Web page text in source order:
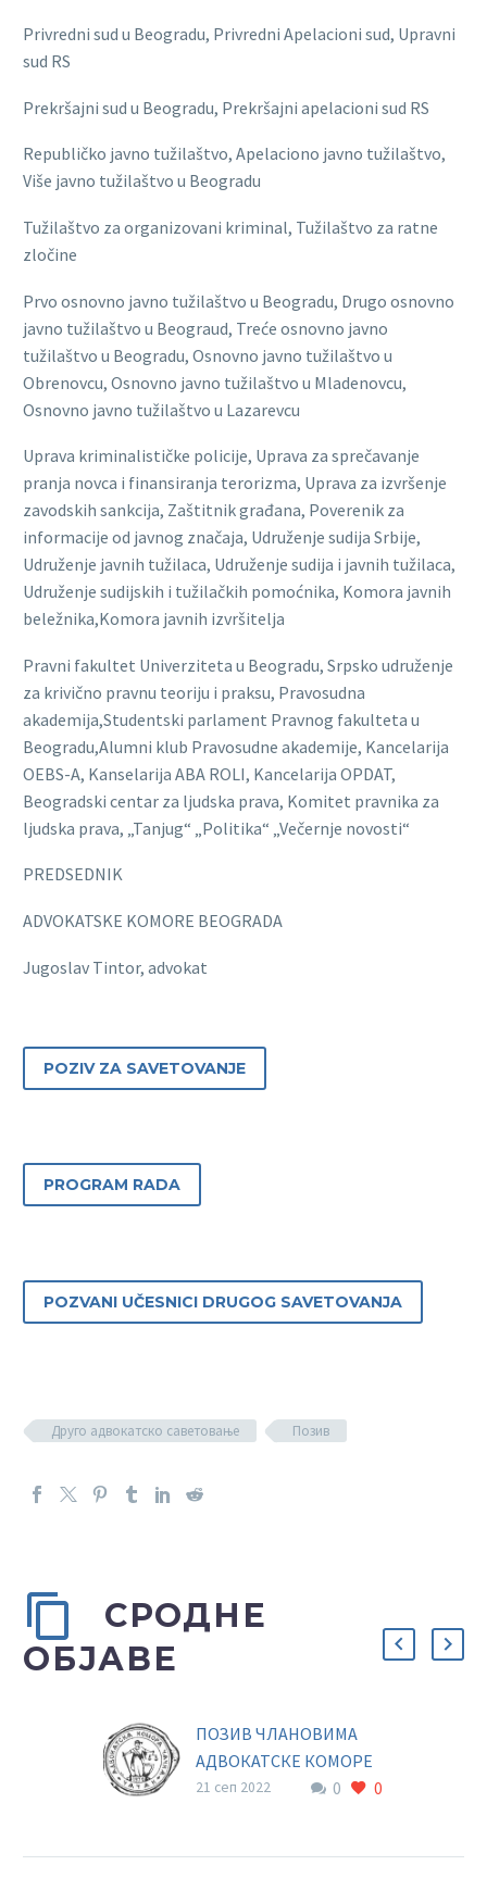
Privredni sud u Beogradu, Privredni Apelacioni sud, Upravni
sud RS
Prekršajni sud u Beogradu, Prekršajni apelacioni sud RS
Republičko javno tužilaštvo, Apelaciono javno tužilaštvo,
Više javno tužilaštvo u Beogradu
Tužilaštvo za organizovani kriminal, Tužilaštvo za ratne
zločine
Prvo osnovno javno tužilaštvo u Beogradu, Drugo osnovno
javno tužilaštvo u Beograud, Treće osnovno javno
tužilaštvo u Beogradu, Osnovno javno tužilaštvo u
Obrenovcu, Osnovno javno tužilaštvo u Mladenovcu,
Osnovno javno tužilaštvo u Lazarevcu
Uprava kriminalističke policije, Uprava za sprečavanje
pranja novca i finansiranja terorizma, Uprava za izvršenje
zavodskih sankcija, Zaštitnik građana, Poverenik za
informacije od javnog značaja, Udruženje sudija Srbije,
Udruženje javnih tužilaca, Udruženje sudija i javnih tužilaca,
Udruženje sudijskih i tužilačkih pomoćnika, Komora javnih
beležnika,Komora javnih izvršitelja
Pravni fakultet Univerziteta u Beogradu, Srpsko udruženje
za krivično pravnu teoriju i praksu, Pravosudna
akademija,Studentski parlament Pravnog fakulteta u
Beogradu,Alumni klub Pravosudne akademije, Kancelarija
OEBS-A, Kanselarija ABA ROLI, Kancelarija OPDAT,
Beogradski centar za ljudska prava, Komitet pravnika za
ljudska prava, „Tanjug“ „Politika“ „Večernje novosti“
PREDSEDNIK
ADVOKATSKE KOMORE BEOGRADA
Jugoslav Tintor, advokat
POZIV ZA SAVETOVANJE
PROGRAM RADA
POZVANI UČESNICI DRUGOG SAVETOVANJA
Друго адвокатско саветовање Позив
СРОДНЕ
ОБЈАВЕ
ПОЗИВ ЧЛАНОВИМА
АДВОКАТСКЕ КОМОРЕ
ЧАЧАК
0 0
21 сеп 2022